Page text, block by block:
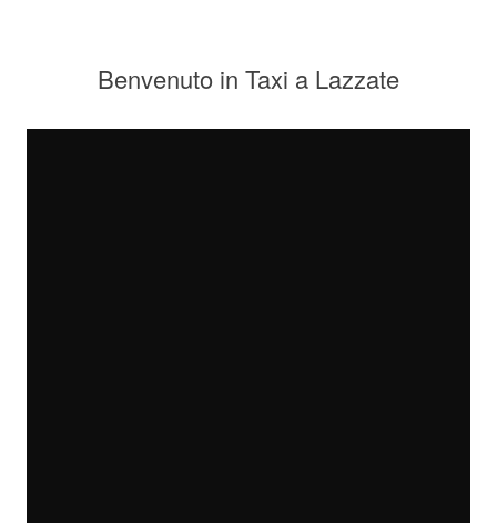
Benvenuto in Taxi a Lazzate